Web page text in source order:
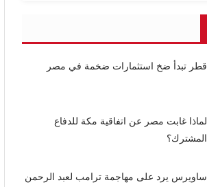
قطر تبدأ ضخ استثمارات ضخمة في مصر
لماذا غابت مصر عن اتفاقية مكة للدفاع
المشترك؟
ساويرس يرد على مهاجمة ترامب لعبد الرحمن